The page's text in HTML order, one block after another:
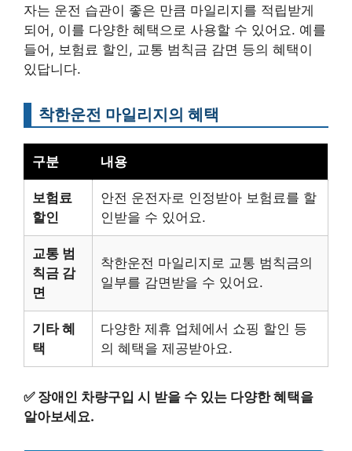
자는 운전 습관이 좋은 만큼 마일리지를 적립받게
되어, 이를 다양한 혜택으로 사용할 수 있어요. 예를
들어, 보험료 할인, 교통 범칙금 감면 등의 혜택이
있답니다.
착한운전 마일리지의 혜택
구분 내용
보험료
할인
안전 운전자로 인정받아 보험료를 할
인받을 수 있어요.
교통 범
칙금 감
면
착한운전 마일리지로 교통 범칙금의
일부를 감면받을 수 있어요.
기타 혜
택
다양한 제휴 업체에서 쇼핑 할인 등
의 혜택을 제공받아요.
✅ 장애인 차량구입 시 받을 수 있는 다양한 혜택을
알아보세요.